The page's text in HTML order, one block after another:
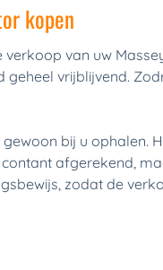
kopen
van uw
geheel vrijblijvend.
bij u
afgerekend,
zodat de